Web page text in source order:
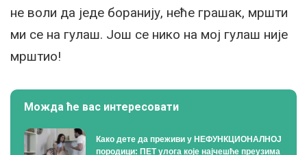
не воли да једе боранију, неће грашак, мршти
ми се на гулаш. Још се нико на мој гулаш није
мрштио!
Можда ће вас интересовати
Како дете да преживи у НЕФУНКЦИОНАЛНОЈ
породици: ПЕТ улога које најчешће преузима